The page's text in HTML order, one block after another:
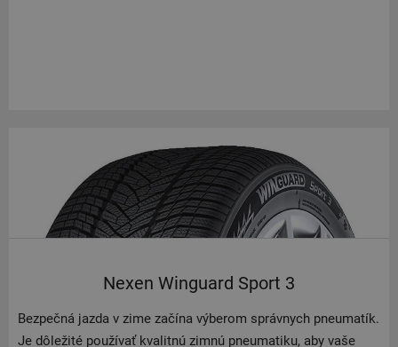
Nexen Winguard Sport 3
Bezpečná jazda v zime začína výberom správnych pneumatík.
Je dôležité používať kvalitnú zimnú pneumatiku, aby vaše